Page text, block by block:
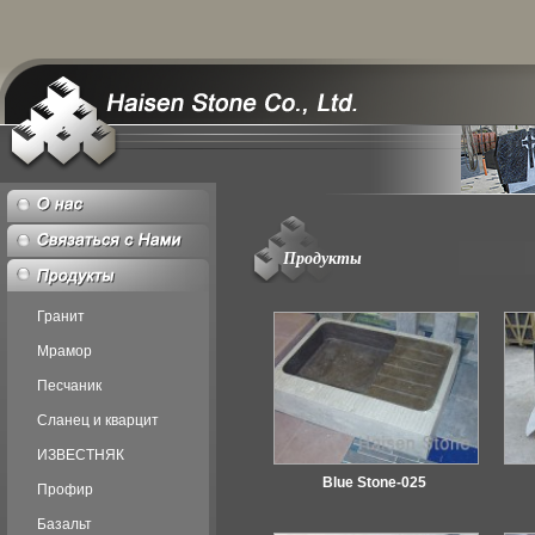
Гранит
Мрамор
Песчаник
Сланец и кварцит
ИЗВЕСТНЯК
Профир
Базальт
Продукты
Blue Stone-025